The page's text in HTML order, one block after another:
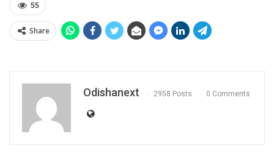
55
Share
Odishanext 2958 Posts 0 Comments